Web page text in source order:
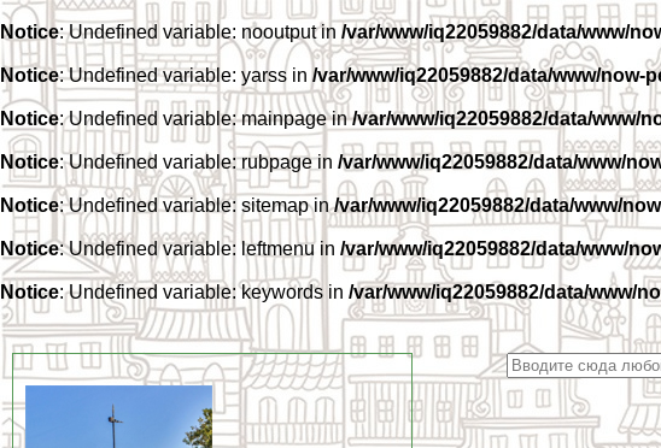
Notice: Undefined variable: nooutput in /var/www/iq22059882/data/www/
Notice: Undefined variable: yarss in /var/www/iq22059882/data/www/now-
Notice: Undefined variable: mainpage in/var/www/iq22059882/data/www/
Notice: Undefined variable: rubpage in /var/www/iq22059882/data/www/
Notice: Undefined variable: sitemap in/var/www/iq22059882/data/www/
Notice: Undefined variable: leftmenu in /var/www/iq22059882/data/www/
Notice: Undefined variable: keywords in /var/www/iq22059882/data/www/